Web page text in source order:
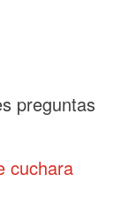
preguntas
cuchara